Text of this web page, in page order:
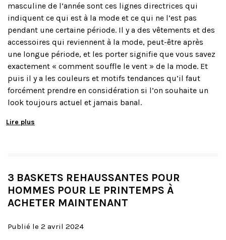
masculine de l’année sont ces lignes directrices qui
indiquent ce qui est à la mode et ce qui ne l’est pas
pendant une certaine période. Il y a des vêtements et des
accessoires qui reviennent à la mode, peut-être après
une longue période, et les porter signifie que vous savez
exactement « comment souffle le vent » de la mode. Et
puis il y a les couleurs et motifs tendances qu’il faut
forcément prendre en considération si l’on souhaite un
look toujours actuel et jamais banal.
Lire plus
3 BASKETS REHAUSSANTES POUR
HOMMES POUR LE PRINTEMPS À
ACHETER MAINTENANT
Publié le 2 avril 2024